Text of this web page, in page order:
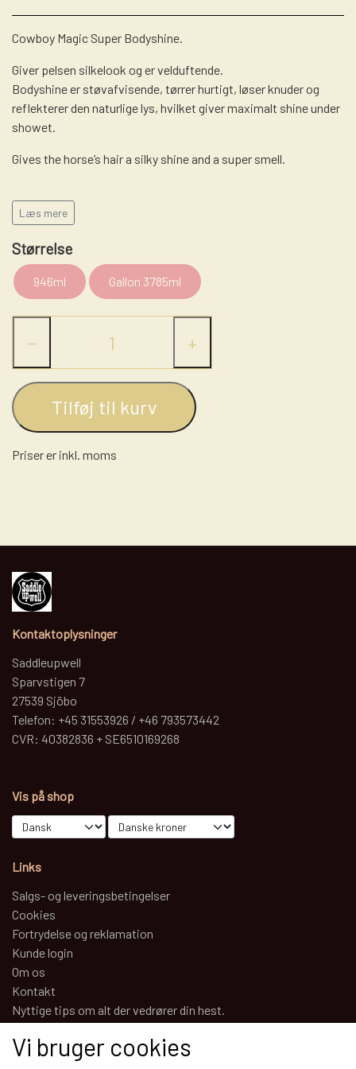
LASSO - RANCH ROPE
NUMBERHOLDERS - NUMMERHOLDER
STRÅHATTE
FILTHATTE
WESTERN LIFESTYLE
Cowboy Magic Super Bodyshine.
Giver pelsen silkelook og er velduftende.
Bodyshine er støvafvisende, tørrer hurtigt, løser knuder og
reflekterer den naturlige lys, hvilket giver maximalt shine under
showet.
Gives the horse’s hair a silky shine and a super smell.
Læs mere
Størrelse
946ml Gallon 3785ml
− +
Tilføj til kurv
Priser er inkl. moms
Kontaktoplysninger
Saddleupwell
Sparvstigen 7
27539 Sjöbo
Telefon: +45 31553926 / +46 793573442
CVR: 40382836 + SE6510169268
Vis på shop
Links
Salgs- og leveringsbetingelser
Cookies
Fortrydelse og reklamation
Kunde login
Om os
Kontakt
Nyttige tips om alt der vedrører din hest.
Vi bruger cookies